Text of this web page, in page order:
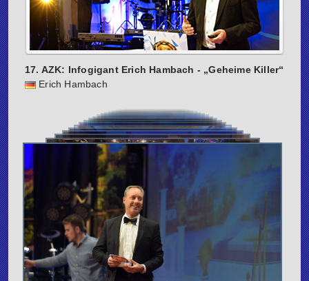
17. AZK: Infogigant Erich Hambach - „Geheime Killer“
Erich Hambach